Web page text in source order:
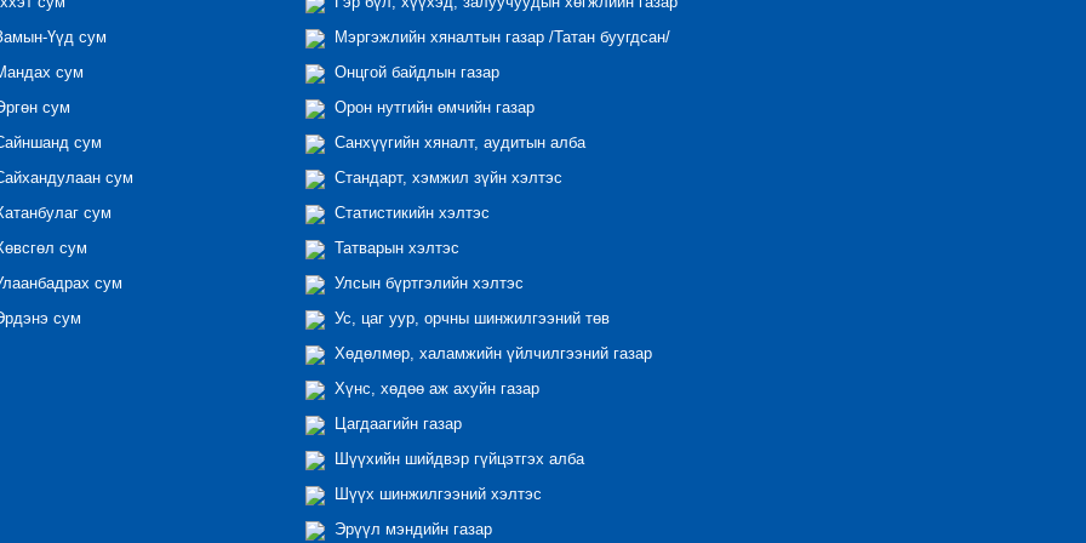
Үүд сум
сум
сум
сум
сум
сум
сум
сум
сум
Мэргэжлийн хяналтын газар /Татан буугдсан/
Онцгой байдлын газар
Орон нутгийн өмчийн газар
Санхүүгийн хяналт, аудитын алба
Стандарт, хэмжил зүйн хэлтэс
Статистикийн хэлтэс
Татварын хэлтэс
Улсын бүртгэлийн хэлтэс
Ус, цаг уур, орчны шинжилгээний төв
Хөдөлмөр, халамжийн үйлчилгээний газар
Хүнс, хөдөө аж ахуйн газар
Цагдаагийн газар
Шүүхийн шийдвэр гүйцэтгэх алба
Шүүх шинжилгээний хэлтэс
Эрүүл мэндийн газар